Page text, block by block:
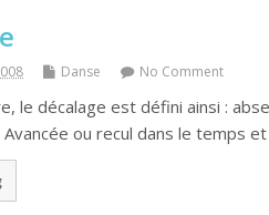
Danse No Comment
le décalage est défini ainsi :
ou recul dans le temps